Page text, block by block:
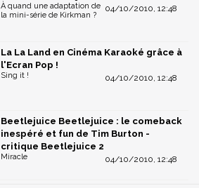
04/10/2010, 12:48
À quand une adaptation de
la mini-série de Kirkman ?
La La Land en Cinéma Karaoké grâce à
l'Ecran Pop !
04/10/2010, 12:48
Sing it !
Beetlejuice Beetlejuice : le comeback
inespéré et fun de Tim Burton -
critique Beetlejuice 2
04/10/2010, 12:48
Miracle